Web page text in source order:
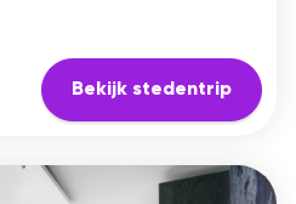
Bekijk stedentrip